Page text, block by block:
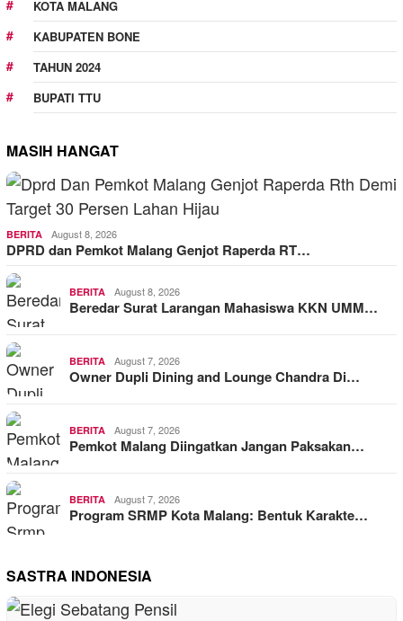
KOTA MALANG
KABUPATEN BONE
TAHUN 2024
BUPATI TTU
MASIH HANGAT
BERITA August 8, 2026
DPRD dan Pemkot Malang Genjot Raperda RT…
BERITA August 8, 2026
Beredar Surat Larangan Mahasiswa KKN UMM…
BERITA August 7, 2026
Owner Dupli Dining and Lounge Chandra Di…
BERITA August 7, 2026
Pemkot Malang Diingatkan Jangan Paksakan…
BERITA August 7, 2026
Program SRMP Kota Malang: Bentuk Karakte…
SASTRA INDONESIA